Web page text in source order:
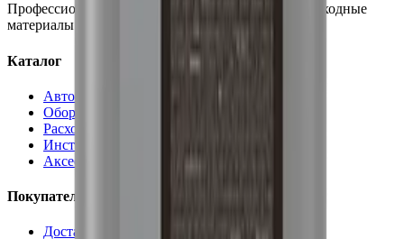
Профессиональная автохимия, оборудование и расходные
материалы для детейлинга.
Каталог
Автохимия
Оборудование
Расходные материалы
Инструменты
Аксессуары
Покупателям
Доставка и оплата